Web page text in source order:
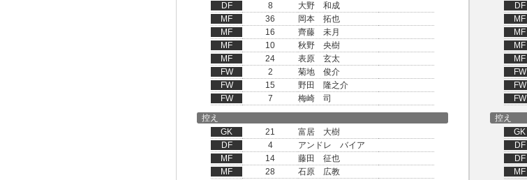
DF
8
大野 和成
MF
36
岡本 拓也
MF
16
齊藤 未月
MF
10
秋野 央樹
MF
24
表原 玄太
FW
2
菊地 俊介
FW
15
野田 隆之介
FW
7 梅崎 司
DF
MF
MF
MF
MF
FW
FW
FW
控え
GK
21
富居 大樹
DF
4
アンドレ バイア
MF
14
藤田 征也
MF
28
石原 広教
控え
GK
DF
DF
MF